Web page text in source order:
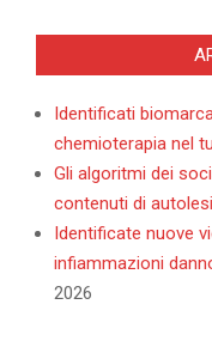
Identificati
chemioterapia nel
Gli algoritmi dei
contenuti di
Identificate nuove
infiammazioni
2026